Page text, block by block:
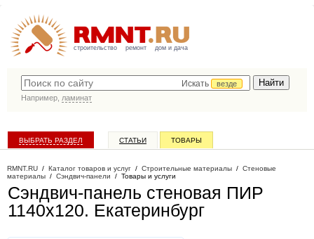
строительство ремонт дом и дача
Искать
везде
Например, ламинат
ВЫБРАТЬ РАЗДЕЛ СТАТЬИ ТОВАРЫ
RMNT.RU / Каталог товаров и услуг / Строительные материалы / Стеновые
материалы / Сэндвич-панели / Товары и услуги
Сэндвич-панель стеновая ПИР
1140x120. Екатеринбург